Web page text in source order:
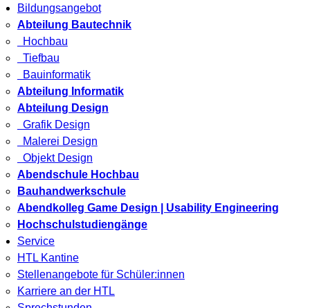
Bildungsangebot
Abteilung Bautechnik
Hochbau
Tiefbau
Bauinformatik
Abteilung Informatik
Abteilung Design
Grafik Design
Malerei Design
Objekt Design
Abendschule Hochbau
Bauhandwerkschule
Abendkolleg Game Design | Usability Engineering
Hochschulstudiengänge
Service
HTL Kantine
Stellenangebote für Schüler:innen
Karriere an der HTL